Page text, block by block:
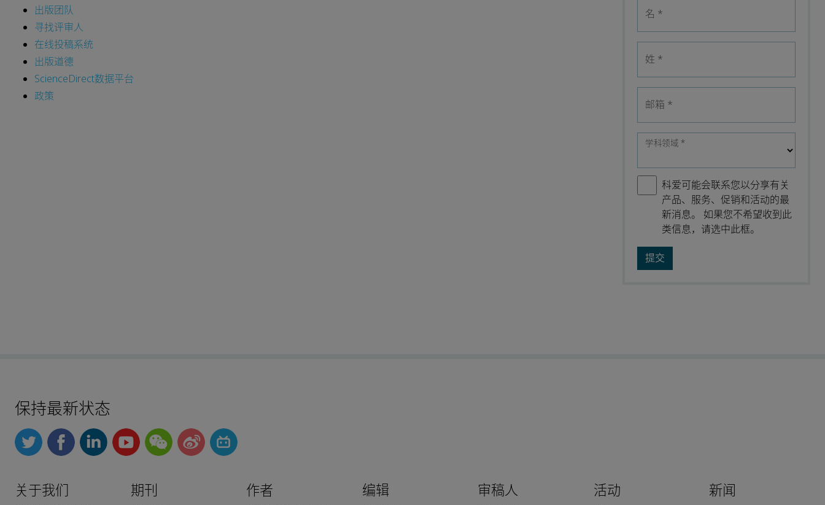
出版团队
寻找评审人
在线投稿系统
出版道德
ScienceDirect数据平台
政策
名 *
姓 *
邮箱 *
学科领域 *
科爱可能会联系您以分享有关
产品、服务、促销和活动的最
新消息。 如果您不希望收到此
类信息，请选中此框。
保持最新状态
关于我们 期刊 作者 编辑 审稿人 活动 新闻